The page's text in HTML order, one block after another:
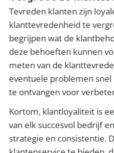
Tevreden klanten zijn
klanttevredenheid te
begrijpen wat de
deze behoeften kunnen
meten van de
eventuele problemen
te ontvangen voor
Kortom, klantloyaliteit is
van elk succesvol bedrijf
strategie en consistentie.